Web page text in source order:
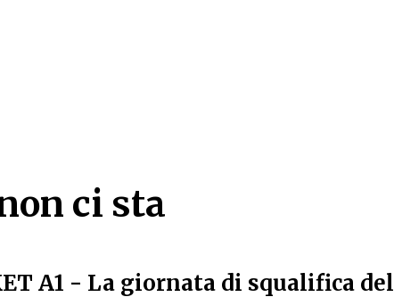
ci sta
A1 - La giornata di squalifica del